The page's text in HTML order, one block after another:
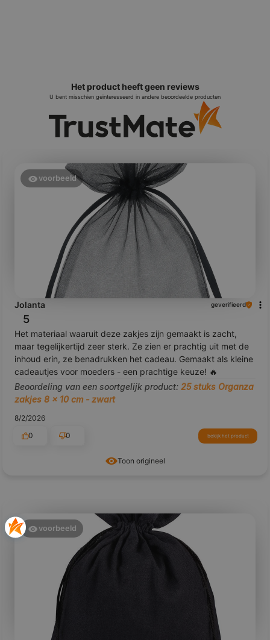
Het product heeft geen reviews
U bent misschien geïnteresseerd in andere beoordeelde producten
Toon origineel
voorbeeld
Jolanta geverifieerd
5
Het materiaal waaruit deze zakjes zijn gemaakt is zacht,
maar tegelijkertijd zeer sterk. Ze zien er prachtig uit met de
inhoud erin, ze benadrukken het cadeau. Gemaakt als kleine
cadeautjes voor moeders - een prachtige keuze! 🔥
Beoordeling van een soortgelijk product: 25 stuks Organza
zakjes 8 x 10 cm - zwart
8/2/2026
0
0 bekijk het product
voorbeeld